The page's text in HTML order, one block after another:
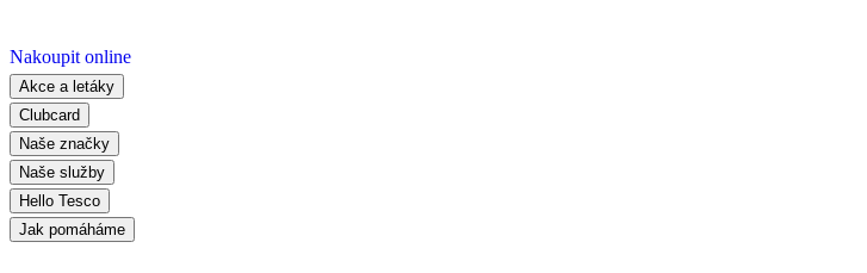
Nakoupit online
Akce a letáky
Clubcard
Naše značky
Naše služby
Hello Tesco
Jak pomáháme